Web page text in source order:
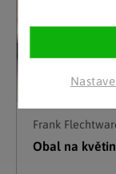
Frank
Obal na